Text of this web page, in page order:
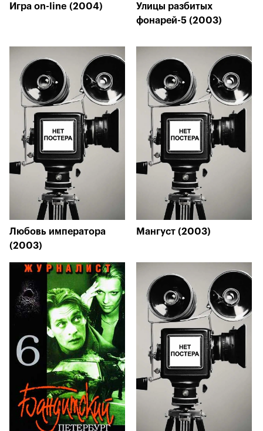
Игра on-line (2004)
Улицы разбитых
фонарей-5 (2003)
Любовь императора
(2003)
Мангуст (2003)